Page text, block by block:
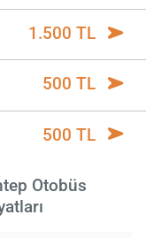
1.500 TL
500 TL
500 TL
Otobüs